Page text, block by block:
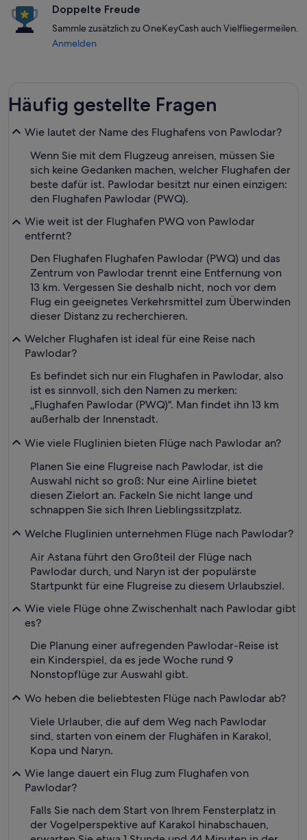
Doppelte Freude
Sammle zusätzlich zu OneKeyCash auch Vielfliegermeilen.
Anmelden
Häufig gestellte Fragen
Wie lautet der Name des Flughafens von Pawlodar?
Wenn Sie mit dem Flugzeug anreisen, müssen Sie
sich keine Gedanken machen, welcher Flughafen der
beste dafür ist. Pawlodar besitzt nur einen einzigen:
den Flughafen Pawlodar (PWQ).
Wie weit ist der Flughafen PWQ von Pawlodar
entfernt?
Den Flughafen Flughafen Pawlodar (PWQ) und das
Zentrum von Pawlodar trennt eine Entfernung von
13 km. Vergessen Sie deshalb nicht, noch vor dem
Flug ein geeignetes Verkehrsmittel zum Überwinden
dieser Distanz zu recherchieren.
Welcher Flughafen ist ideal für eine Reise nach
Pawlodar?
Es befindet sich nur ein Flughafen in Pawlodar, also
ist es sinnvoll, sich den Namen zu merken:
„Flughafen Pawlodar (PWQ)". Man findet ihn 13 km
außerhalb der Innenstadt.
Wie viele Fluglinien bieten Flüge nach Pawlodar an?
Planen Sie eine Flugreise nach Pawlodar, ist die
Auswahl nicht so groß: Nur eine Airline bietet
diesen Zielort an. Fackeln Sie nicht lange und
schnappen Sie sich Ihren Lieblingssitzplatz.
Welche Fluglinien unternehmen Flüge nach Pawlodar?
Air Astana führt den Großteil der Flüge nach
Pawlodar durch, und Naryn ist der populärste
Startpunkt für eine Flugreise zu diesem Urlaubsziel.
Wie viele Flüge ohne Zwischenhalt nach Pawlodar gibt
es?
Die Planung einer aufregenden Pawlodar-Reise ist
ein Kinderspiel, da es jede Woche rund 9
Nonstopflüge zur Auswahl gibt.
Wo heben die beliebtesten Flüge nach Pawlodar ab?
Viele Urlauber, die auf dem Weg nach Pawlodar
sind, starten von einem der Flughäfen in Karakol,
Kopa und Naryn.
Wie lange dauert ein Flug zum Flughafen von
Pawlodar?
Falls Sie nach dem Start von Ihrem Fensterplatz in
der Vogelperspektive auf Karakol hinabschauen,